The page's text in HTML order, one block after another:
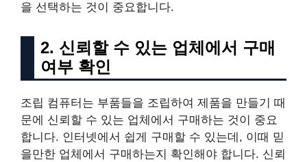
을 선택하는 것이 중요합니다.
2. 신뢰할 수 있는 업체에서 구매
여부 확인
조립 컴퓨터는 부품들을 조립하여 제품을 만들기 때
문에 신뢰할 수 있는 업체에서 구매하는 것이 중요
합니다. 인터넷에서 쉽게 구매할 수 있는데, 이때 믿
을만한 업체에서 구매하는지 확인해야 합니다. 신뢰